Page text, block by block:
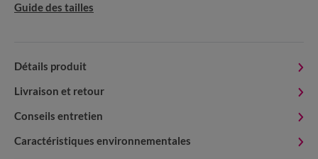
Guide des tailles
Détails produit
Livraison et retour
Conseils entretien
Caractéristiques environnementales